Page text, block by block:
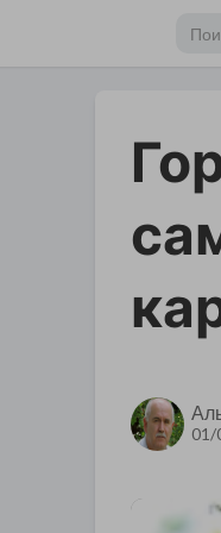
01/